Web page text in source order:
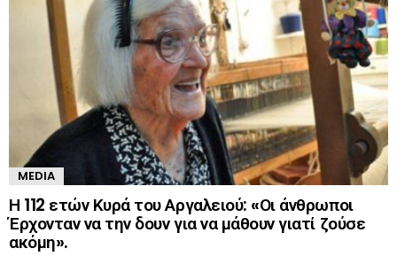
MEDIA
Η 112 ετών Κυρά του Αργαλειού: «Οι άνθρωποι
Έρχονταν να την δουν για να μάθουν γιατί ζούσε
ακόμη».